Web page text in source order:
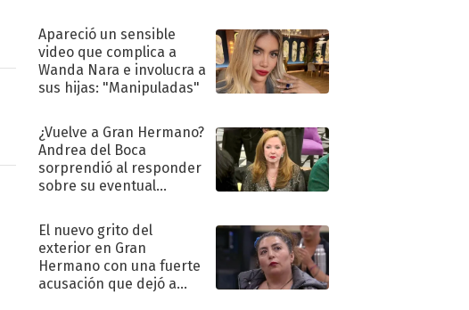
Apareció un sensible
video que complica a
Wanda Nara e involucra a
sus hijas: "Manipuladas"
¿Vuelve a Gran Hermano?
Andrea del Boca
sorprendió al responder
sobre su eventual
El nuevo grito del
exterior en Gran
Hermano con una fuerte
acusación que dejó a